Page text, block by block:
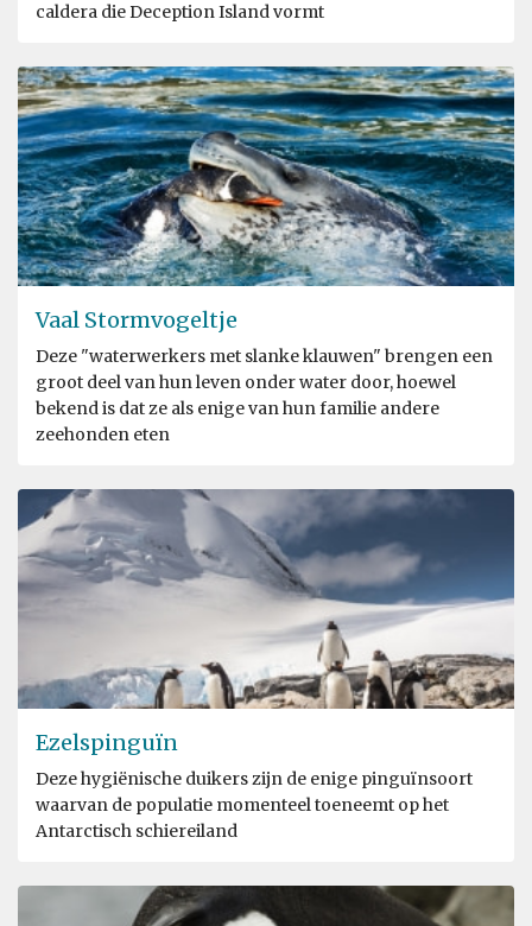
caldera die Deception Island vormt
Vaal Stormvogeltje
Deze "waterwerkers met slanke klauwen" brengen een
groot deel van hun leven onder water door, hoewel
bekend is dat ze als enige van hun familie andere
zeehonden eten
Ezelspinguïn
Deze hygiënische duikers zijn de enige pinguïnsoort
waarvan de populatie momenteel toeneemt op het
Antarctisch schiereiland